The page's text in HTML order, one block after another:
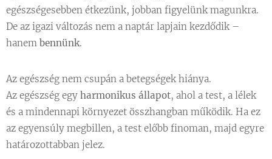
egészségesebben étkezünk, jobban figyelünk magunkra.
De az igazi változás nem a naptár lapjain kezdődik –
hanem bennünk.
Az egészség nem csupán a betegségek hiánya.
Az egészség egy harmonikus állapot, ahol a test, a lélek
és a mindennapi környezet összhangban működik. Ha ez
az egyensúly megbillen, a test előbb finoman, majd egyre
határozottabban jelez.